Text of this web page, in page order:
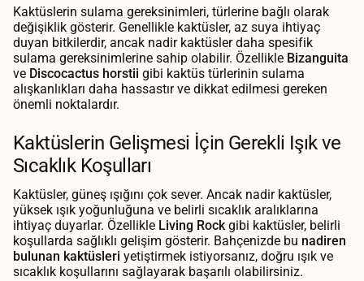
Kaktüslerin sulama gereksinimleri, türlerine bağlı olarak
değişiklik gösterir. Genellikle kaktüsler, az suya ihtiyaç
duyan bitkilerdir, ancak nadir kaktüsler daha spesifik
sulama gereksinimlerine sahip olabilir. Özellikle Bizanguita
ve Discocactus horstii gibi kaktüs türlerinin sulama
alışkanlıkları daha hassastır ve dikkat edilmesi gereken
önemli noktalardır.
Kaktüslerin Gelişmesi İçin Gerekli Işık ve
Sıcaklık Koşulları
Kaktüsler, güneş ışığını çok sever. Ancak nadir kaktüsler,
yüksek ışık yoğunluğuna ve belirli sıcaklık aralıklarına
ihtiyaç duyarlar. Özellikle Living Rockgibi kaktüsler, belirli
koşullarda sağlıklı gelişim gösterir. Bahçenizde bu nadiren
bulunan kaktüsleri yetiştirmek istiyorsanız, doğru ışık ve
sıcaklık koşullarını sağlayarak başarılı olabilirsiniz.